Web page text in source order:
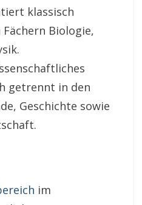
klassisch
Biologie,
getrennt in den
Geschichte sowie
im